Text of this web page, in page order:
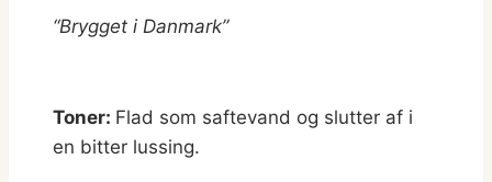
“Brygget i Danmark”
Toner: Flad som saftevand og slutter af i
en bitter lussing.